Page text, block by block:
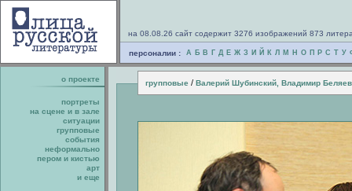
на 08.08.26 сайт содержит 3276 изображений 873
персоналии : А Б В Г Д Е Ж З И Й К Л М Н О П Р С Т У
о проекте групповые / Валерий Шубинский, Владимир
портреты
на сцене и в зале
ситуации
групповые
события
неформально
пером и кистью
арт
и еще